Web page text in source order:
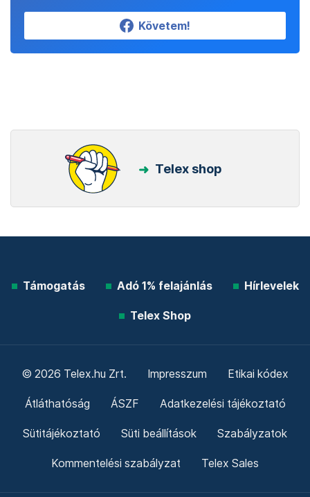
Követem!
Telex shop
Támogatás Adó 1% felajánlás Hírlevelek
Telex Shop
© 2026 Telex.hu Zrt. Impresszum Etikai kódex
Átláthatóság ÁSZF Adatkezelési tájékoztató
Sütitájékoztató Süti beállítások Szabályzatok
Kommentelési szabályzat Telex Sales